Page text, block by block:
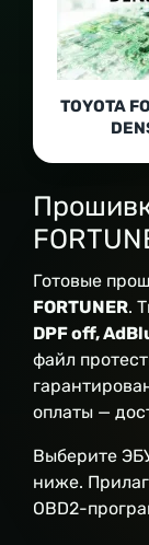
TOYOTA
Готовые
FORTUNER.
DPF off,
файл
оплаты —
Выберите
ниже.
OBD2-